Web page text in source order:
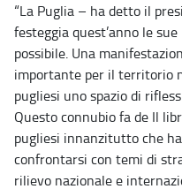
“La Puglia – ha detto il
festeggia quest’anno le
possibile. Una
importante per il territorio
pugliesi uno spazio di
Questo connubio fa de Il
pugliesi innanzitutto che
confrontarsi con temi di
rilievo nazionale e